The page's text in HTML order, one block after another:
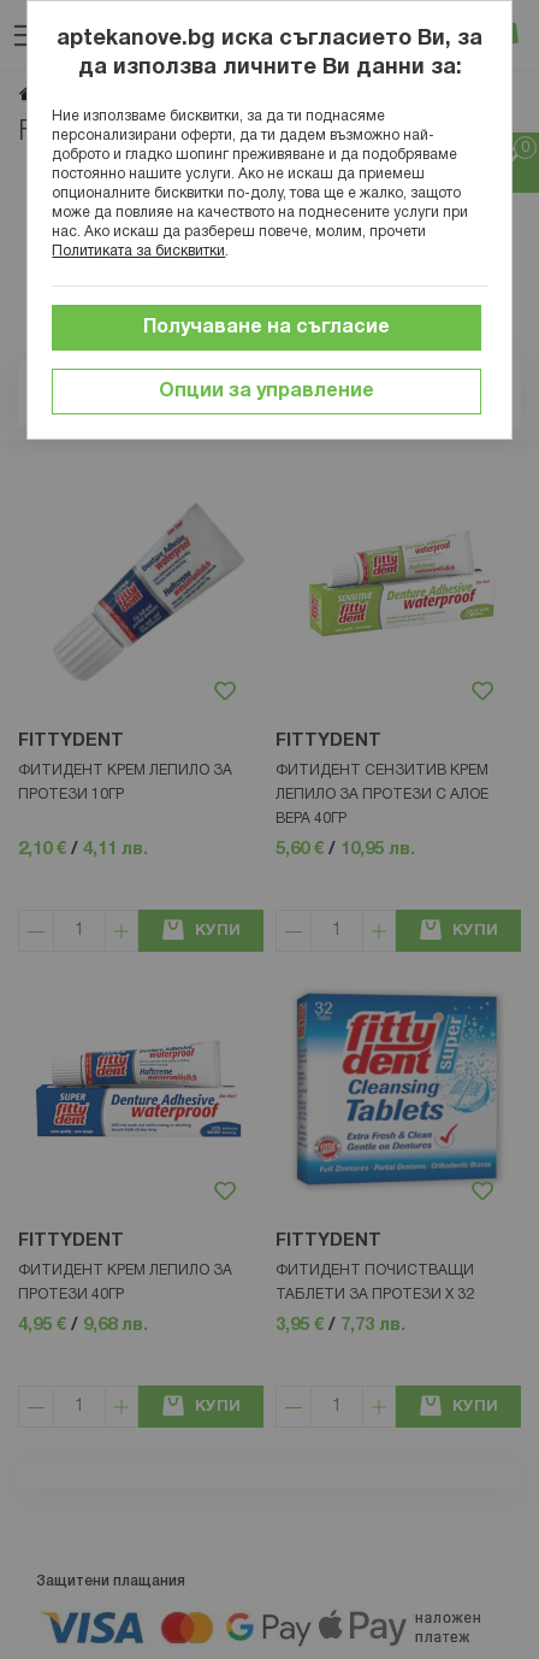
към
съдържанието
Вход
FITTYDENT
Позиция
FITTYDENT
ФИТИДЕНТ КРЕМ ЛЕПИЛО ЗА
ПРОТЕЗИ 10ГР
2,10 € / 4,11 лв.
КУПИ
FITTYDENT
ФИТИДЕНТ СЕНЗИТИВ КРЕМ
ЛЕПИЛО ЗА ПРОТЕЗИ С АЛОЕ
ВЕРА 40ГР
5,60 € / 10,95 лв.
КУПИ
FITTYDENT
ФИТИДЕНТ КРЕМ ЛЕПИЛО ЗА
ПРОТЕЗИ 40ГР
4,95 € / 9,68 лв.
КУПИ
FITTYDENT
ФИТИДЕНТ ПОЧИСТВАЩИ
ТАБЛЕТИ ЗА ПРОТЕЗИ Х 32
3,95 € / 7,73 лв.
КУПИ
Защитени плащания
aptekanove.bg иска съгласието Ви, за
да използва личните Ви данни за:
Ние използваме бисквитки, за да ти поднасяме
персонализирани оферти, да ти дадем възможно най-
доброто и гладко шопинг преживяване и да подобряваме
постоянно нашите услуги. Ако не искаш да приемеш
опционалните бисквитки по-долу, това ще е жалко, защото
може да повлияе на качеството на поднесените услуги при
нас. Ако искаш да разбереш повече, молим, прочети
Политиката за бисквитки
Опции за управление
Получаване на съгласие